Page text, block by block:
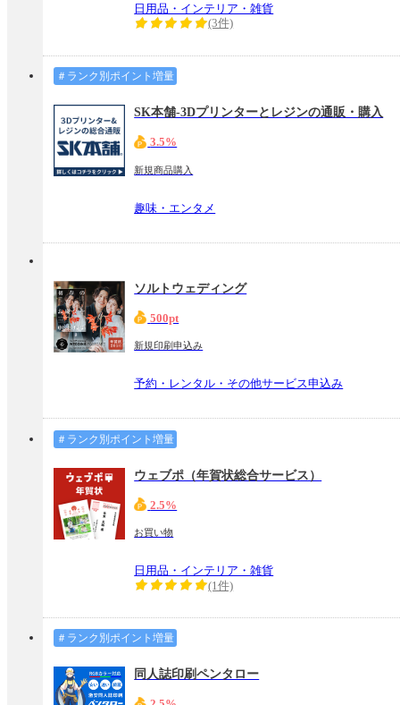
日用品・インテリア・雑貨
(3件)
＃ランク別ポイント増量
SK本舗-3Dプリンターとレジンの通販・購入
3.5%
新規商品購入
趣味・エンタメ
ソルトウェディング
500pt
新規印刷申込み
予約・レンタル・その他サービス申込み
＃ランク別ポイント増量
ウェブポ（年賀状総合サービス）
2.5%
お買い物
日用品・インテリア・雑貨
(1件)
＃ランク別ポイント増量
同人誌印刷ペンタロー